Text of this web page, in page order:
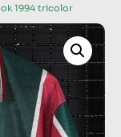
1994 tricolor